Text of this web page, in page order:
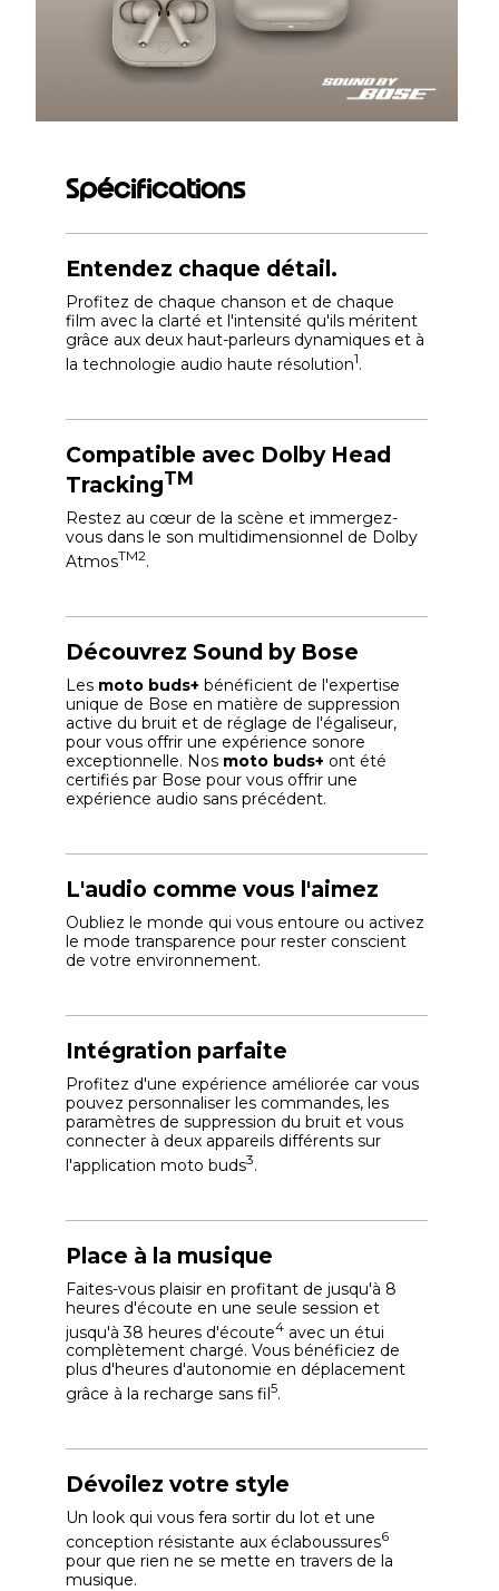
Spécifications
Entendez chaque détail.
Profitez de chaque chanson et de chaque
film avec la clarté et l'intensité qu'ils méritent
grâce aux deux haut-parleurs dynamiques et à
la technologie audio haute résolution1.
Compatible avec Dolby Head
TrackingTM
Restez au cœur de la scène et immergez-
vous dans le son multidimensionnel de Dolby
AtmosTM2.
Découvrez Sound by Bose
Les moto buds+ bénéficient de l'expertise
unique de Bose en matière de suppression
active du bruit et de réglage de l'égaliseur,
pour vous offrir une expérience sonore
exceptionnelle. Nos moto buds+ ont été
certifiés par Bose pour vous offrir une
expérience audio sans précédent.
L'audio comme vous l'aimez
Oubliez le monde qui vous entoure ou activez
le mode transparence pour rester conscient
de votre environnement.
Intégration parfaite
Profitez d'une expérience améliorée car vous
pouvez personnaliser les commandes, les
paramètres de suppression du bruit et vous
connecter à deux appareils différents sur
l'application moto buds3.
Place à la musique
Faites-vous plaisir en profitant de jusqu'à 8
heures d'écoute en une seule session et
jusqu'à 38 heures d'écoute4 avec un étui
complètement chargé. Vous bénéficiez de
plus d'heures d'autonomie en déplacement
grâce à la recharge sans fil5.
Dévoilez votre style
Un look qui vous fera sortir du lot et une
conception résistante aux éclaboussures6
pour que rien ne se mette en travers de la
musique.